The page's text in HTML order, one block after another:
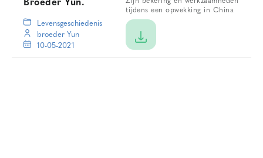
Broeder Yun.
tijdens een opwekking in China
Levensgeschiedenis
broeder Yun
10-05-2021